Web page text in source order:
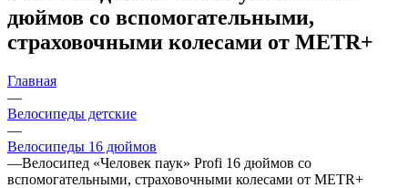
дюймов со вспомогательными,
страховочными колесами от METR+
Главная
—
Велосипеды детские
—
Велосипеды 16 дюймов
—Велосипед «Человек паук» Profi 16 дюймов со
вспомогательными, страховочными колесами от METR+